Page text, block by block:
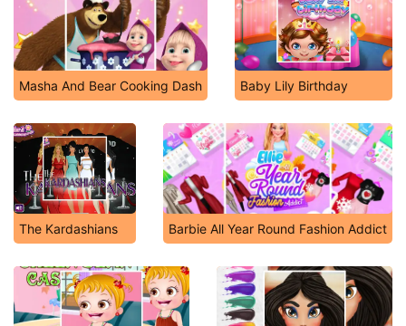
Masha And Bear Cooking Dash Baby Lily Birthday
The Kardashians Barbie All Year Round Fashion Addict